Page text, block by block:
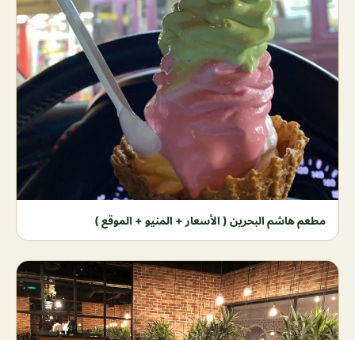
مطعم هاشم البحرين ( الأسعار + المنيو + الموقع )